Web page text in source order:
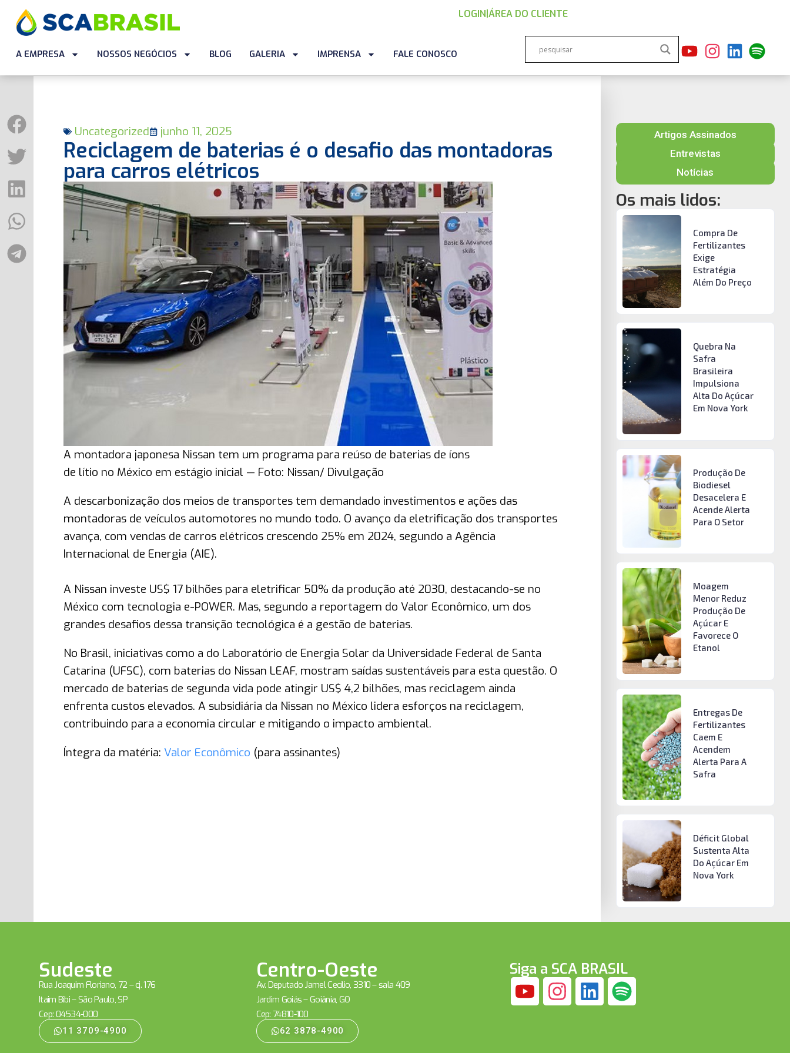
LOGIN |ÁREA DO CLIENTE
A EMPRESA NOSSOS NEGÓCIOS BLOG GALERIA IMPRENSA FALE CONOSCO
Uncategorized junho 11, 2025
Reciclagem de baterias é o desafio das montadoras
para carros elétricos
A montadora japonesa Nissan tem um programa para reúso de baterias de íons
de lítio no México em estágio inicial — Foto: Nissan/ Divulgação
A descarbonização dos meios de transportes tem demandado investimentos e ações das
montadoras de veículos automotores no mundo todo. O avanço da eletrificação dos transportes
avança, com vendas de carros elétricos crescendo 25% em 2024, segundo a Agência
Internacional de Energia (AIE).
A Nissan investe US$ 17 bilhões para eletrificar 50% da produção até 2030, destacando-se no
México com tecnologia e-POWER. Mas, segundo a reportagem do Valor Econômico, um dos
grandes desafios dessa transição tecnológica é a gestão de baterias.
No Brasil, iniciativas como a do Laboratório de Energia Solar da Universidade Federal de Santa
Catarina (UFSC), com baterias do Nissan LEAF, mostram saídas sustentáveis para esta questão. O
mercado de baterias de segunda vida pode atingir US$ 4,2 bilhões, mas reciclagem ainda
enfrenta custos elevados. A subsidiária da Nissan no México lidera esforços na reciclagem,
contribuindo para a economia circular e mitigando o impacto ambiental.
Íntegra da matéria: Valor Econômico (para assinantes)
Artigos Assinados
Entrevistas
Notícias
Os mais lidos:
Compra De
Fertilizantes
Exige
Estratégia
Além Do Preço
Quebra Na
Safra
Brasileira
Impulsiona
Alta Do Açúcar
Em Nova York
Produção De
Biodiesel
Desacelera E
Acende Alerta
Para O Setor
Moagem
Menor Reduz
Produção De
Açúcar E
Favorece O
Etanol
Entregas De
Fertilizantes
Caem E
Acendem
Alerta Para A
Safra
Déficit Global
Sustenta Alta
Do Açúcar Em
Nova York
Sudeste
Rua Joaquim Floriano, 72 – cj. 176
Itaim Bibi – São Paulo, SP
Cep: 04534-000
11 3709-4900
Centro-Oeste
Av. Deputado Jamel Cecílio, 3310 – sala 409
Jardim Goiás – Goiânia, GO
Cep: 74810-100
62 3878-4900
Siga a SCA BRASIL